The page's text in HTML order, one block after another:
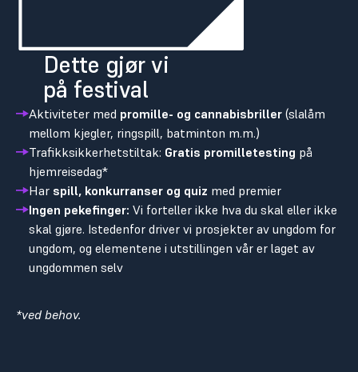
Dette gjør vi
på festival
Aktiviteter med promille- og cannabisbriller (slalåm
mellom kjegler, ringspill, batminton m.m.)
Trafikksikkerhetstiltak: Gratis promilletesting på
hjemreisedag*
Har spill, konkurranser og quiz med premier
Ingen pekefinger: Vi forteller ikke hva du skal eller ikke
skal gjøre. Istedenfor driver vi prosjekter av ungdom for
ungdom, og elementene i utstillingen vår er laget av
ungdommen selv
*ved behov.